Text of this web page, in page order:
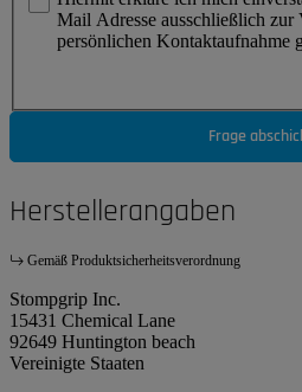
Mail Adresse ausschließlich zur
persönlichen Kontaktaufnahme
Frage
Herstellerangaben
Gemäß Produktsicherheitsverordnung
Stompgrip Inc.
15431 Chemical Lane
92649 Huntington beach
Vereinigte Staaten